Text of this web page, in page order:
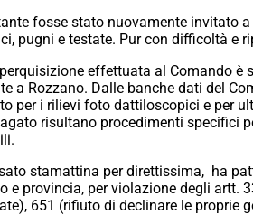
fosse stato nuovamente invitato
pugni e testate. Pur con difficoltà e
effettuata al Comando è
a Rozzano. Dalle banche dati del
per i rilievi foto dattiloscopici e per
risultano procedimenti specifici
stamattina per direttissima, ha
e provincia, per violazione degli artt.
651 (rifiuto di declinare le proprie